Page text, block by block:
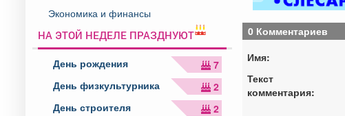
Экономика и финансы
НА ЭТОЙ НЕДЕЛЕ ПРАЗДНУЮТ
День рождения
7
День физкультурника
2
День строителя
2
0 Комментариев
Имя:
Текст
комментария: